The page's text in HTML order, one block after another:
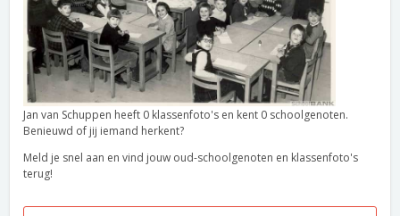
Jan van Schuppen heeft 0 klassenfoto's en kent 0 schoolgenoten.
Benieuwd of jij iemand herkent?
Meld je snel aan en vind jouw oud-schoolgenoten en klassenfoto's
terug!